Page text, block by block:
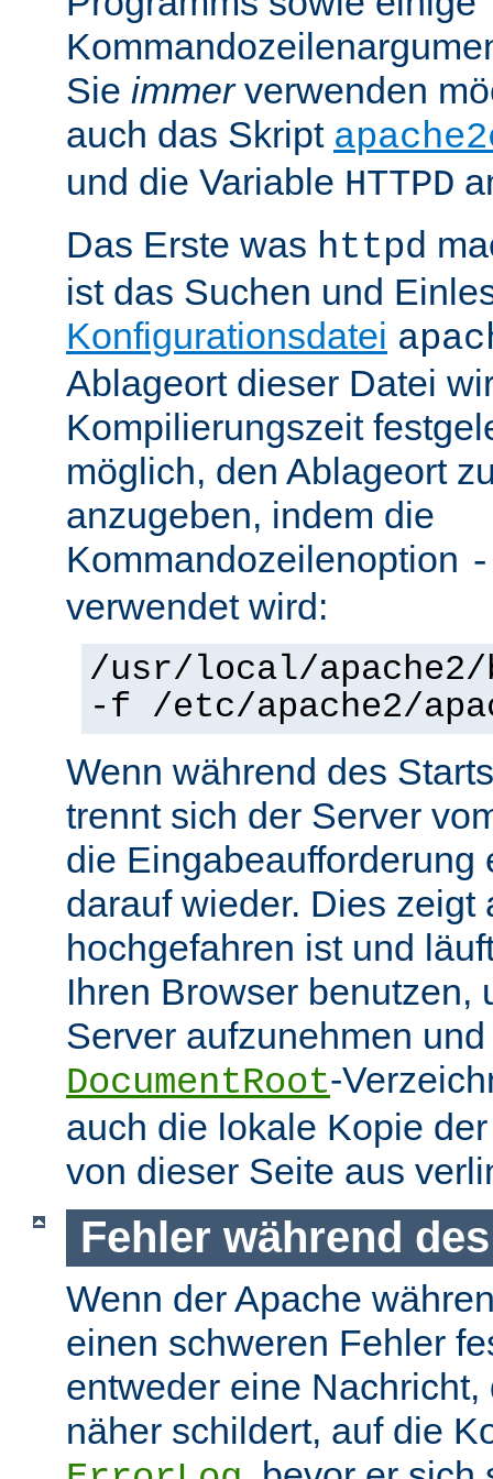
Sie immerverwenden
auch das Skript
und die Variable HTTPD
Das Erste was httpd
ist das Suchen und
Konfigurationsdatei
Ablageort dieser Datei
Kompilierungszeit
möglich, den Ablageort
anzugeben, indem die
Kommandozeilenoption
verwendet wird:
/usr/local/
-f /etc/apache2/
Wenn während des
trennt sich der Server
die Eingabeaufforderung
darauf wieder. Dies zeigt
hochgefahren ist und
Ihren Browser benutzen,
Server aufzunehmen
DocumentRoot-
auch die lokale Kopie
von dieser Seite aus
Fehler während
Wenn der Apache
einen schweren Fehler
entweder eine
näher schildert, auf die